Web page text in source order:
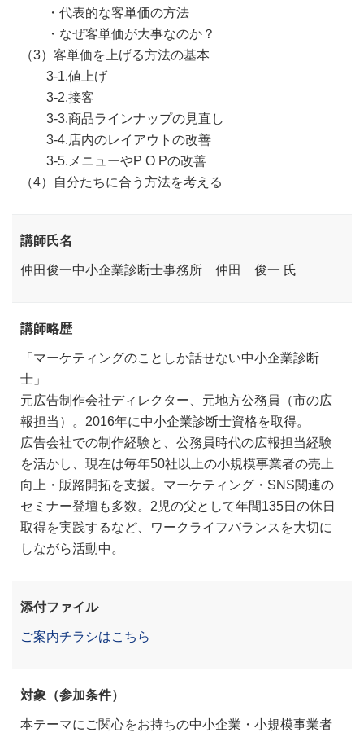
・代表的な客単価の方法
・なぜ客単価が大事なのか？
（3）客単価を上げる方法の基本
3-1.値上げ
3-2.接客
3-3.商品ラインナップの見直し
3-4.店内のレイアウトの改善
3-5.メニューやP O Pの改善
（4）自分たちに合う方法を考える
講師氏名
仲田俊一中小企業診断士事務所 仲田 俊一 氏
講師略歴
「マーケティングのことしか話せない中小企業診断
士」
元広告制作会社ディレクター、元地方公務員（市の広
報担当）。2016年に中小企業診断士資格を取得。
広告会社での制作経験と、公務員時代の広報担当経験
を活かし、現在は毎年50社以上の小規模事業者の売上
向上・販路開拓を支援。マーケティング・SNS関連の
セミナー登壇も多数。2児の父として年間135日の休日
取得を実践するなど、ワークライフバランスを大切に
しながら活動中。
添付ファイル
ご案内チラシはこちら
対象（参加条件）
本テーマにご関心をお持ちの中小企業・小規模事業者